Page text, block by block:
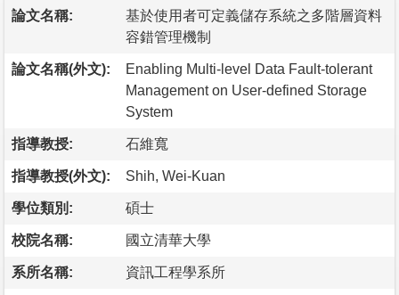
論文名稱:
基於使用者可定義儲存系統之多階層資料
容錯管理機制
論文名稱(外文):
Enabling Multi-level Data Fault-tolerant
Management on User-defined Storage
System
指導教授: 石維寬
指導教授(外文): Shih, Wei-Kuan
學位類別: 碩士
校院名稱: 國立清華大學
系所名稱: 資訊工程學系所